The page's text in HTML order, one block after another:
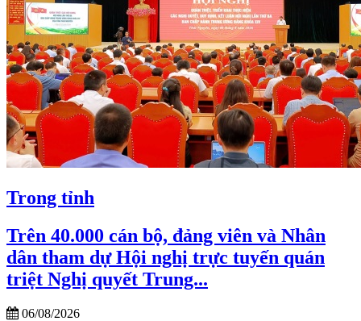
Trong tỉnh
Trên 40.000 cán bộ, đảng viên và Nhân
dân tham dự Hội nghị trực tuyến quán
triệt Nghị quyết Trung...
06/08/2026